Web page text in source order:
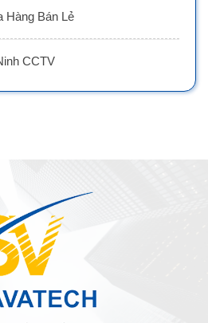
Hàng Bán Lẻ
CCTV